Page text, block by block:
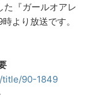
た『ガールオアレ
より放送です。
title/90-1849